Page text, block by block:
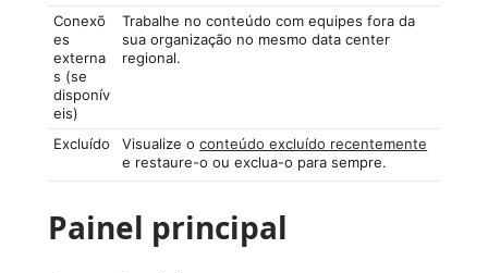
Conexõ
es
externa
s (se
disponív
eis)
Trabalhe no conteúdo com equipes fora da
sua organização no mesmo data center
regional.
Excluído Visualize oconteúdo excluído recentemente
e restaure-o ou exclua-o para sempre.
Painel principal